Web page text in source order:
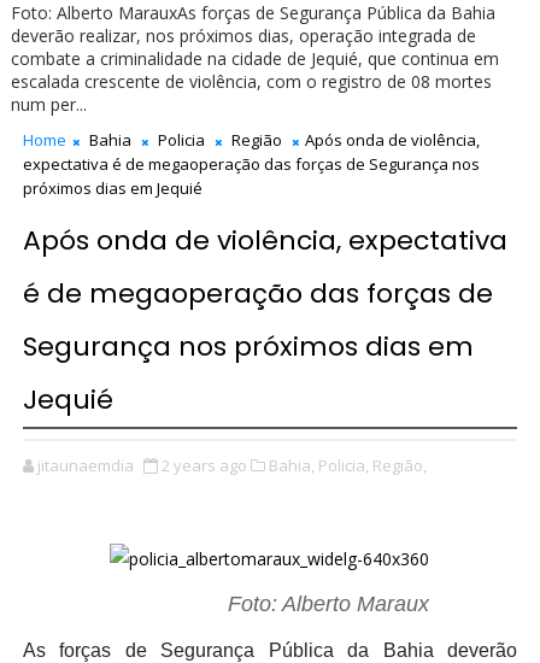
Foto: Alberto MarauxAs forças de Segurança Pública da Bahia
deverão realizar, nos próximos dias, operação integrada de
combate a criminalidade na cidade de Jequié, que continua em
escalada crescente de violência, com o registro de 08 mortes
num per...
Home Bahia Policia Região
Após onda de violência,
expectativa é de megaoperação das forças de Segurança nos
próximos dias em Jequié
Após onda de violência, expectativa
é de megaoperação das forças de
Segurança nos próximos dias em
Jequié
jitaunaemdia 2 years ago Bahia, Policia, Região,
Foto: Alberto Maraux
As forças de Segurança Pública da Bahia deverão